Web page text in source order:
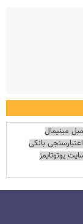
مبل مینیمال
اعتبارسنجی بانکی
یوتوتایمز